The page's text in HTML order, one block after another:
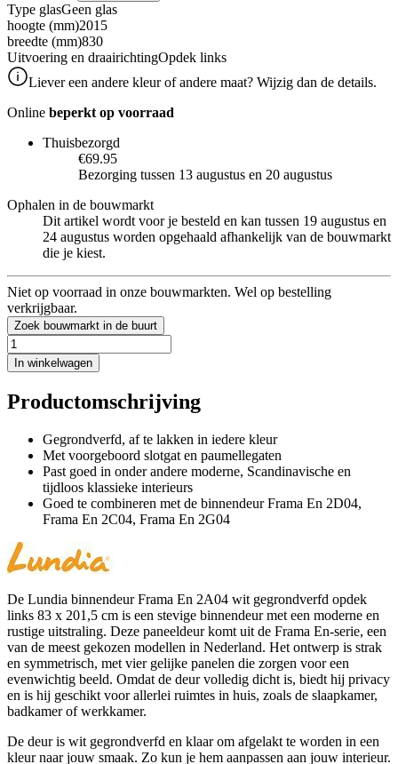
Type glasGeen glas
hoogte (mm)2015
breedte (mm)830
Uitvoering en draairichtingOpdek links
Liever een andere kleur of andere maat? Wijzig dan de details.
Online beperkt op voorraad
Thuisbezorgd
€69.95
Bezorging tussen 13 augustus en 20 augustus
Ophalen in de bouwmarkt
Dit artikel wordt voor je besteld en kan tussen 19 augustus en
24 augustus worden opgehaald afhankelijk van de bouwmarkt
die je kiest.
Niet op voorraad in onze bouwmarkten. Wel op bestelling
verkrijgbaar.
Zoek bouwmarkt in de buurt
In winkelwagen
Productomschrijving
Gegrondverfd, af te lakken in iedere kleur
Met voorgeboord slotgat en paumellegaten
Past goed in onder andere moderne, Scandinavische en
tijdloos klassieke interieurs
Goed te combineren met de binnendeur Frama En 2D04,
Frama En 2C04, Frama En 2G04
De Lundia binnendeur Frama En 2A04 wit gegrondverfd opdek
links 83 x 201,5 cm is een stevige binnendeur met een moderne en
rustige uitstraling. Deze paneeldeur komt uit de Frama En-serie, een
van de meest gekozen modellen in Nederland. Het ontwerp is strak
en symmetrisch, met vier gelijke panelen die zorgen voor een
evenwichtig beeld. Omdat de deur volledig dicht is, biedt hij privacy
en is hij geschikt voor allerlei ruimtes in huis, zoals de slaapkamer,
badkamer of werkkamer.
De deur is wit gegrondverfd en klaar om afgelakt te worden in een
kleur naar jouw smaak. Zo kun je hem aanpassen aan jouw interieur.